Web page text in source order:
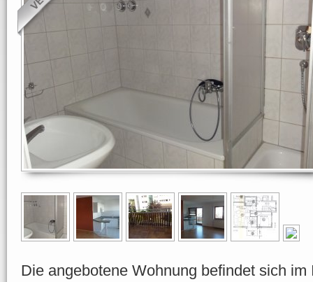
Die angebotene Wohnung befindet sich